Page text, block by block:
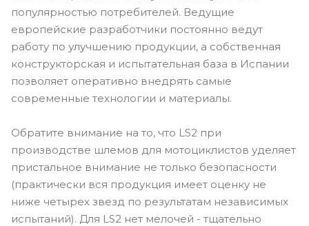
популярностью потребителей. Ведущие
европейские разработчики постоянно ведут
работу по улучшению продукции, а собственная
конструкторская и испытательная база в Испании
позволяет оперативно внедрять самые
современные технологии и материалы.
Обратите внимание на то, что LS2 при
производстве шлемов для мотоциклистов уделяет
пристальное внимание не только безопасности
(практически вся продукция имеет оценку не
ниже четырех звезд по результатам независимых
испытаний). Для LS2 нет мелочей - тщательно